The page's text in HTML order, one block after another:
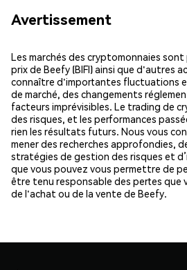
Avertissement
Les marchés des cryptomonnaies
prix de Beefy (BIFI) ainsi que d'autres
connaître d'importantes fluctuations
de marché, des changements
facteurs imprévisibles. Le trading de
des risques, et les performances
rien les résultats futurs. Nous vous
mener des recherches approfondies,
stratégies de gestion des risques et
que vous pouvez vous permettre de
être tenu responsable des pertes que
de l'achat ou de la vente de Beefy.